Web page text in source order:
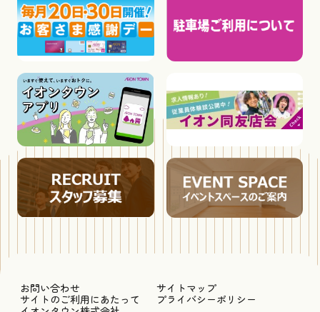
お問い合わせ
サイトマップ
サイトのご利用にあたって
プライバシーポリシー